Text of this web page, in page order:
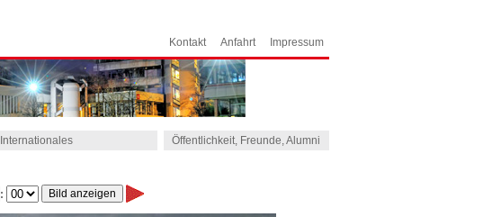
Internationales Öffentlichkeit, Freunde, Alumni
Kontakt Anfahrt Impressum
: